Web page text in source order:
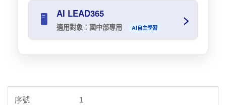
學生帳號/密碼
帳號 = 學號，密碼 = 11111111
教師帳號/密碼
帳號 = 教職員代碼（數字），密碼 = 教
登入網址：連結
Turnitin：內容抄襲檢測。需提前向國際處申
請。
入Google，登入後點擊畫面右上角頭像左方的
九點圖示，拉到最下面點擊 CANVA 並用本校
Google Workspace for Education (Teaching
and Learning Upgrade)：Google Meet（最
多 250 位與會者，可錄製視訊會議）。
威力導演 / 會聲會影：影音編輯軟體。
需提前向資訊組申請。
🖥️ AI LEAD365
適用對象：國中部專用 AI自主學習 >
學生可以透過個人帳號密碼登入後，進行學
1